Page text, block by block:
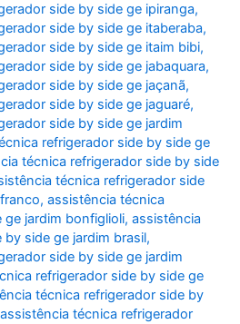
side by side ge ipiranga,
side by side ge itaberaba,
side by side ge itaim bibi,
side by side ge jabaquara,
side by side ge jaçanã,
side by side ge jaguaré,
side by side ge jardim
refrigerador side by side ge
técnica refrigerador side by side
técnica refrigerador side
,assistência técnica
ge jardim bonfiglioli,assistência
side ge jardim brasil,
side by side ge jardim
refrigerador side by side ge
técnica refrigerador side by
assistência técnica refrigerador